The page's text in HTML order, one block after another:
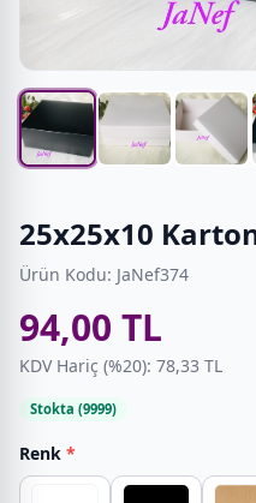
25x25x10
Ürün Kodu: JaNef374
94,00 TL
KDV Hariç (%20): 78,33 TL
Stokta (9999)
Renk *